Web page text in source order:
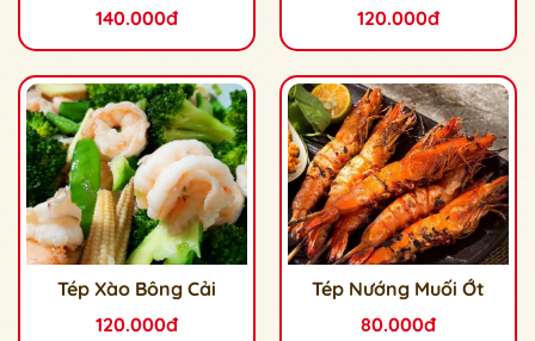
140.000đ
120.000đ
Tép Xào Bông Cải
120.000đ
Tép Nướng Muối Ớt
80.000đ